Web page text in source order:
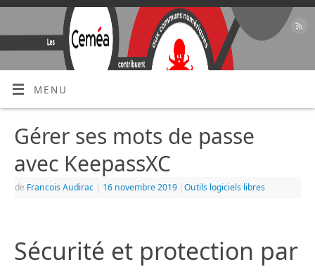
MENU
Gérer ses mots de passe
avec KeepassXC
de Francois Audirac | 16 novembre 2019 |Outils logiciels libres
Sécurité et protection par